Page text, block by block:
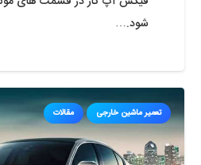
شود.…
تعمیر ماشین خارجی مقالات